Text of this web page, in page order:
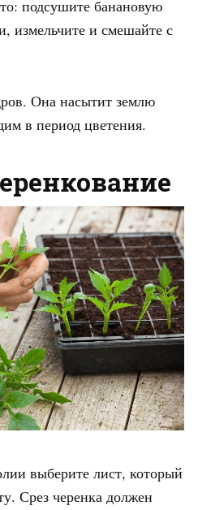
подсушите банановую
измельчите и смешайте с
Она насытит землю
в период цветения.
выберите лист, который
Срез черенка должен